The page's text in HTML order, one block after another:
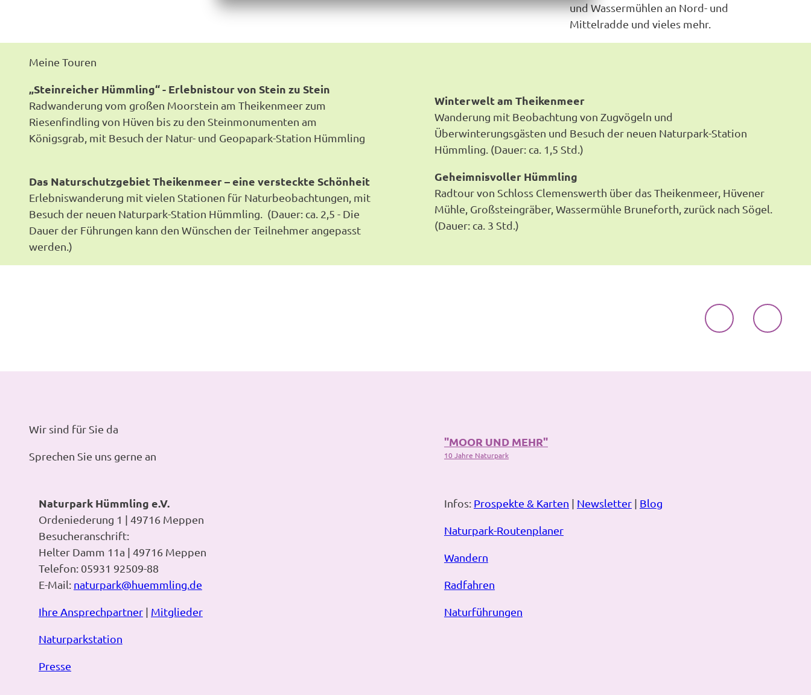
und Wassermühlen an Nord- und
Mittelradde und vieles mehr.
Meine Touren
„Steinreicher Hümmling“ - Erlebnistour von Stein zu Stein
Radwanderung vom großen Moorstein am Theikenmeer zum
Riesenfindling von Hüven bis zu den Steinmonumenten am
Königsgrab, mit Besuch der Natur- und Geopapark-Station Hümmling
Das Naturschutzgebiet Theikenmeer – eine versteckte Schönheit
Erlebniswanderung mit vielen Stationen für Naturbeobachtungen, mit
Besuch der neuen Naturpark-Station Hümmling. (Dauer: ca. 2,5 - Die
Dauer der Führungen kann den Wünschen der Teilnehmer angepasst
werden.)
Winterwelt am Theikenmeer
Wanderung mit Beobachtung von Zugvögeln und
Überwinterungsgästen und Besuch der neuen Naturpark-Station
Hümmling. (Dauer: ca. 1,5 Std.)
Geheimnisvoller Hümmling
Radtour von Schloss Clemenswerth über das Theikenmeer, Hüvener
Mühle, Großsteingräber, Wassermühle Bruneforth, zurück nach Sögel.
(Dauer: ca. 3 Std.)
Wir sind für Sie da
Sprechen Sie uns gerne an
"MOOR UND MEHR"
10 Jahre Naturpark
Naturpark Hümmling e.V.
Ordeniederung 1 | 49716 Meppen
Besucheranschrift:
Helter Damm 11a | 49716 Meppen
Telefon: 05931 92509-88
E-Mail: naturpark@huemmling.de
Ihre Ansprechpartner | Mitglieder
Naturparkstation
Presse
Infos: Prospekte & Karten | Newsletter | Blog
Naturpark-Routenplaner
Wandern
Radfahren
Naturführungen